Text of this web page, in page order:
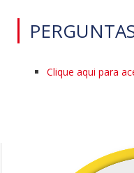
Clique aqui para